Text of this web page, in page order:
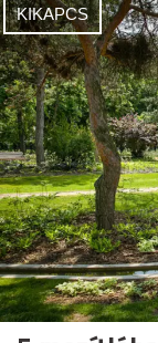
KIKAPCS